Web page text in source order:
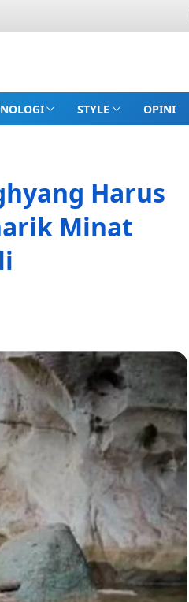
STYLE OPINI
Harus
Minat